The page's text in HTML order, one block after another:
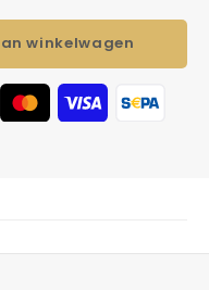
winkelwagen